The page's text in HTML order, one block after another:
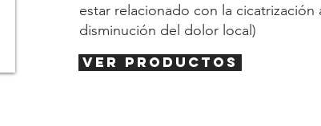
estar relacionado con la
disminución del dolor local)
VER PRODUCTOS